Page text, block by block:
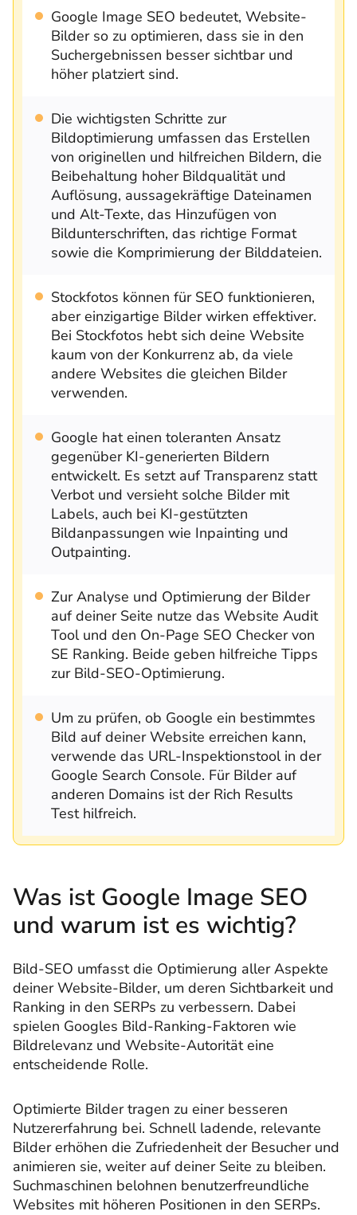
Google Image SEO bedeutet, Website-
Bilder so zu optimieren, dass sie in den
Suchergebnissen besser sichtbar und
höher platziert sind.
Die wichtigsten Schritte zur
Bildoptimierung umfassen das Erstellen
von originellen und hilfreichen Bildern, die
Beibehaltung hoher Bildqualität und
Auflösung, aussagekräftige Dateinamen
und Alt-Texte, das Hinzufügen von
Bildunterschriften, das richtige Format
sowie die Komprimierung der Bilddateien.
Stockfotos können für SEO funktionieren,
aber einzigartige Bilder wirken effektiver.
Bei Stockfotos hebt sich deine Website
kaum von der Konkurrenz ab, da viele
andere Websites die gleichen Bilder
verwenden.
Google hat einen toleranten Ansatz
gegenüber KI-generierten Bildern
entwickelt. Es setzt auf Transparenz statt
Verbot und versieht solche Bilder mit
Labels, auch bei KI-gestützten
Bildanpassungen wie Inpainting und
Outpainting.
Zur Analyse und Optimierung der Bilder
auf deiner Seite nutze das Website Audit
Tool und den On-Page SEO Checker von
SE Ranking. Beide geben hilfreiche Tipps
zur Bild-SEO-Optimierung.
Um zu prüfen, ob Google ein bestimmtes
Bild auf deiner Website erreichen kann,
verwende das URL-Inspektionstool in der
Google Search Console. Für Bilder auf
anderen Domains ist der Rich Results
Test hilfreich.
Was ist Google Image SEO
und warum ist es wichtig?
Bild-SEO umfasst die Optimierung aller Aspekte
deiner Website-Bilder, um deren Sichtbarkeit und
Ranking in den SERPs zu verbessern. Dabei
spielen Googles Bild-Ranking-Faktoren wie
Bildrelevanz und Website-Autorität eine
entscheidende Rolle.
Optimierte Bilder tragen zu einer besseren
Nutzererfahrung bei. Schnell ladende, relevante
Bilder erhöhen die Zufriedenheit der Besucher und
animieren sie, weiter auf deiner Seite zu bleiben.
Suchmaschinen belohnen benutzerfreundliche
Websites mit höheren Positionen in den SERPs.